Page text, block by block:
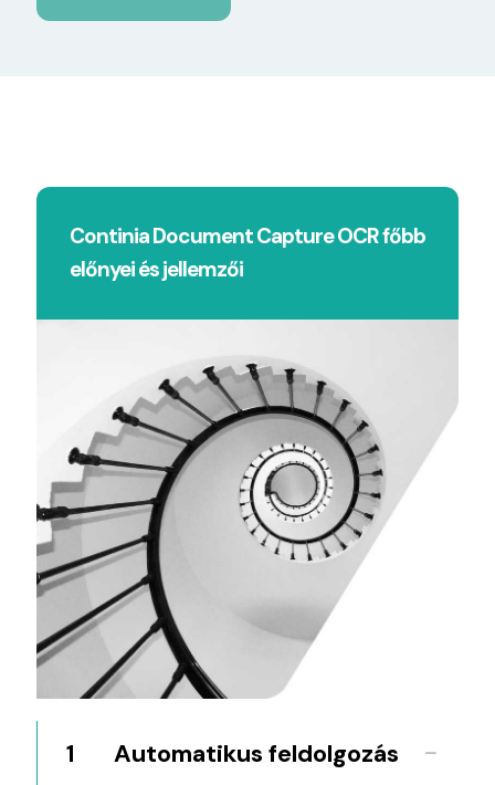
Continia Document Capture OCR főbb
előnyei és jellemzői
1 Automatikus feldolgozás